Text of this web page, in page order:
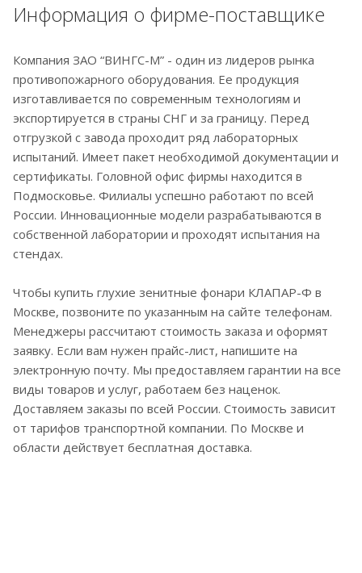
Информация о фирме-поставщике
Компания ЗАО “ВИНГС-М” - один из лидеров рынка
противопожарного оборудования. Ее продукция
изготавливается по современным технологиям и
экспортируется в страны СНГ и за границу. Перед
отгрузкой с завода проходит ряд лабораторных
испытаний. Имеет пакет необходимой документации и
сертификаты. Головной офис фирмы находится в
Подмосковье. Филиалы успешно работают по всей
России. Инновационные модели разрабатываются в
собственной лаборатории и проходят испытания на
стендах.
Чтобы купить глухие зенитные фонари КЛАПАР-Ф в
Москве, позвоните по указанным на сайте телефонам.
Менеджеры рассчитают стоимость заказа и оформят
заявку. Если вам нужен прайс-лист, напишите на
электронную почту. Мы предоставляем гарантии на все
виды товаров и услуг, работаем без наценок.
Доставляем заказы по всей России. Стоимость зависит
от тарифов транспортной компании. По Москве и
области действует бесплатная доставка.